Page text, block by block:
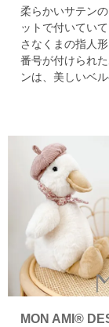
柔らかいサテン
ットで付いてい
さなくまの指人
番号が付けられ
ンは、美しいベ
MON AMI®